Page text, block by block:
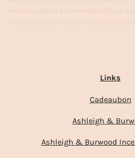
Links
Cadeaubon
Ashleigh &
Ashleigh & Burwood